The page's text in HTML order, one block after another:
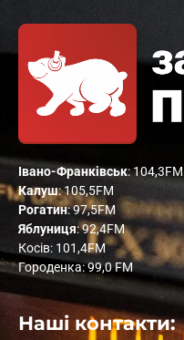
Івано-Франківськ: 104,3FM
Калуш: 105,5FM
Рогатин: 97,5FM
Яблуниця: 92,4FM
Косів: 101,4FM
Городенка: 99,0 FM
Наші контакти: